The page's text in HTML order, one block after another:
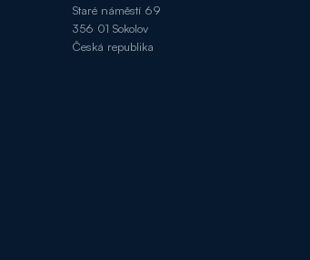
Staré náměstí 69
356 01 Sokolov
Česká republika